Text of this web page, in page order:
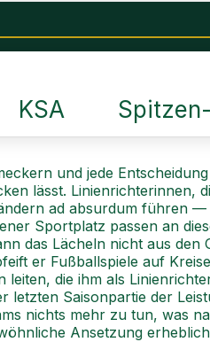
KSA
und jede
lässt. Linienrichterinnen,
ad absurdum führen
Sportplatz passen an
das Lächeln nicht aus
er Fußballspiele auf
leiten, die ihm als
letzten Saisonpartie der
nichts mehr zu tun, was
Ansetzung